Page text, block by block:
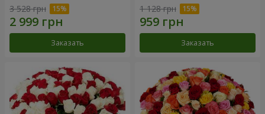
3 528 грн
Заказать
1 128 грн
Заказать